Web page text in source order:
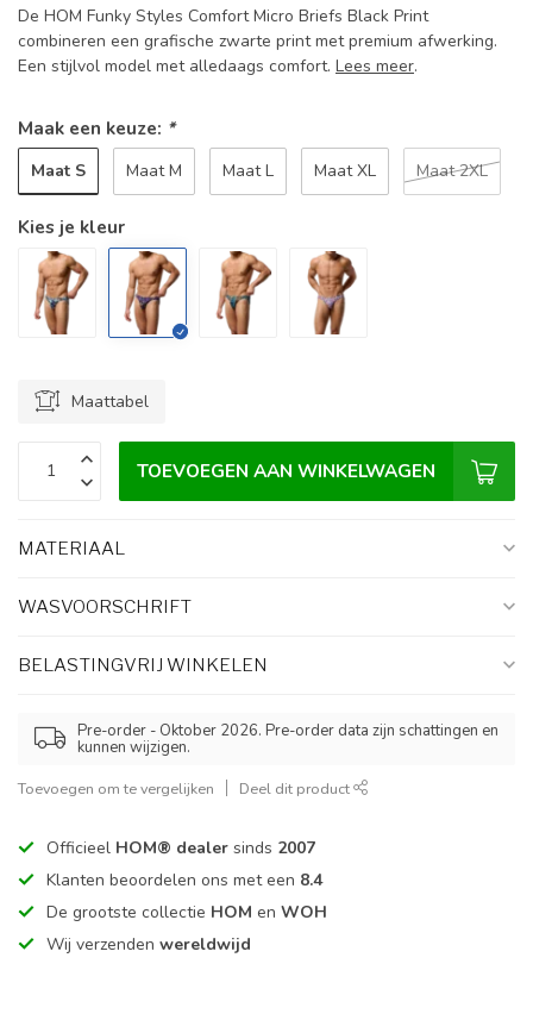
De HOM Funky Styles Comfort Micro Briefs Black Print
combineren een grafische zwarte print met premium afwerking.
Een stijlvol model met alledaags comfort. Lees meer.
Maak een keuze: *
Maat S Maat M Maat L Maat XL Maat 2XL
Kies je kleur
Maattabel
TOEVOEGEN AAN WINKELWAGEN
MATERIAAL
WASVOORSCHRIFT
BELASTINGVRIJ WINKELEN
Pre-order - Oktober 2026. Pre-order data zijn schattingen en
kunnen wijzigen.
Toevoegen om te vergelijken Deel dit product
Officieel HOM® dealer sinds 2007
Klanten beoordelen ons met een 8.4
De grootste collectie HOM en WOH
Wij verzenden wereldwijd